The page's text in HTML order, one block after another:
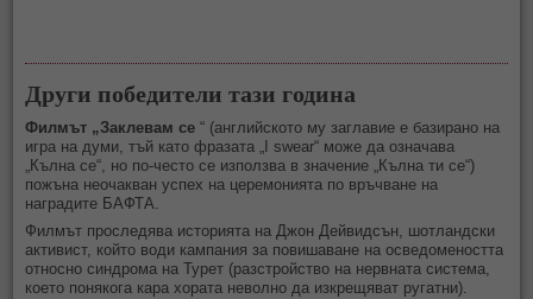
Други победители тази година
Филмът „Заклевам се “ (английското му заглавие е базирано на
игра на думи, тъй като фразата „I swear“ може да означава
„Кълна се“, но по-често се използва в значение „Кълна ти се“)
пожъна неочакван успех на церемонията по връчване на
наградите БАФТА.
Филмът проследява историята на Джон Дейвидсън, шотландски
активист, който води кампания за повишаване на осведомеността
относно синдрома на Турет (разстройство на нервната система,
което понякога кара хората неволно да изкрещяват ругатни).